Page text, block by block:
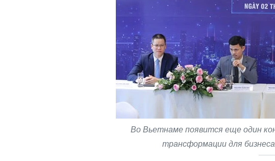
Во Вьетнаме появится еще один
трансформации для